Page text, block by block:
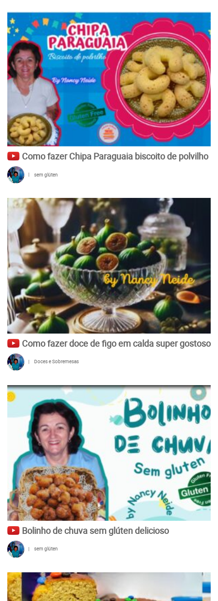
Como fazer Chipa Paraguaia biscoito de polvilho
| sem glúten
Como fazer doce de figo em calda super gostoso
| Doces e Sobremesas
Bolinho de chuva sem glúten delicioso
| sem glúten